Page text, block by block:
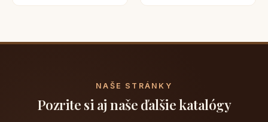
NAŠE STRÁNKY
Pozrite si aj naše ďalšie katalógy